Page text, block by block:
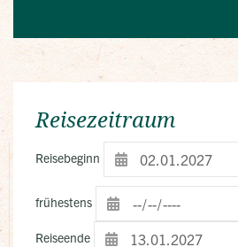
Reisezeitraum
Reisebeginn
frühestens
Reiseende